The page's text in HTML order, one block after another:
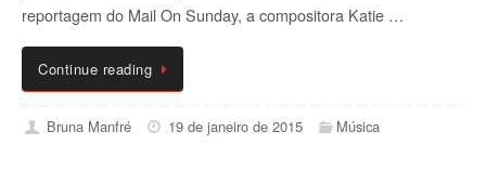
reportagem do Mail On Sunday, a compositora Katie …
Continue reading
Bruna Manfré 19 de janeiro de 2015 Música